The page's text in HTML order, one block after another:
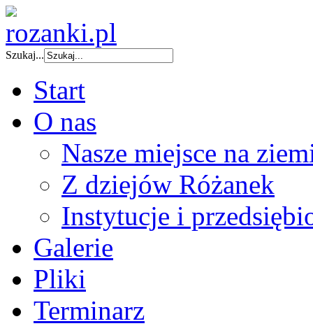
Szukaj...
Start
O nas
Nasze miejsce na
Z dziejów Różanek
Instytucje i
Galerie
Pliki
Terminarz